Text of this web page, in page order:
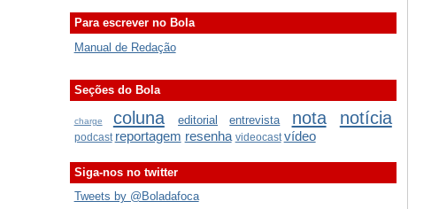
Para escrever no Bola
Manual de Redação
Seções do Bola
charge coluna editorial entrevista nota notícia
podcast reportagem resenha videocast vídeo
Siga-nos no twitter
Tweets by @Boladafoca